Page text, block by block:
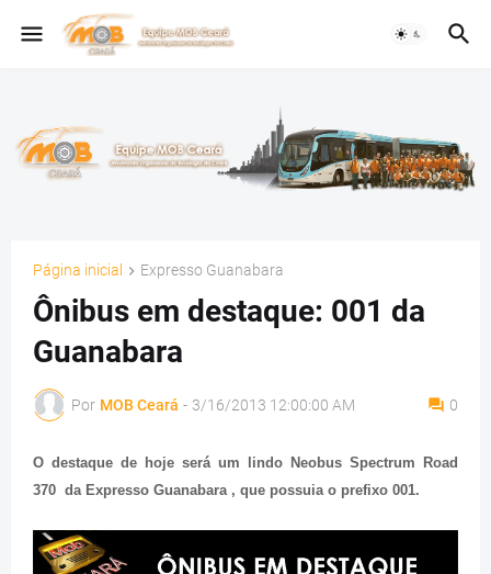
Página inicial Expresso Guanabara
Ônibus em destaque: 001 da
Guanabara
Por MOB Ceará - 3/16/2013 12:00:00 AM 0
O destaque de hoje será um lindo Neobus Spectrum Road
370 da Expresso Guanabara , que possuia o prefixo 001.